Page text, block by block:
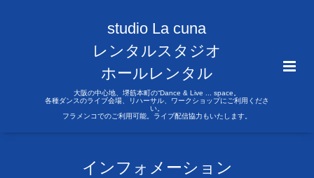
studio La cuna
レンタルスタジオ
ホールレンタル
大阪の中心地、堺筋本町の“Dance & Live ... space。
各種ダンスのライブ会場、リハーサル、ワークショップにご利用くださ
い。
フラメンコでのご利用可能。ライブ配信協力もいたします。
インフォメーション